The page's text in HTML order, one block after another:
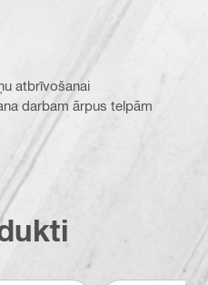
atbrīvošanai
darbam ārpus telpām